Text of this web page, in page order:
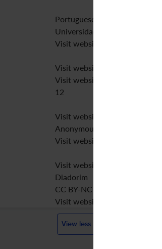
Portuguese
Universidade do Oeste Paulista
Visit website
Visit website
Visit website
12
Visit website
Anonymous peer review
Visit website
Visit website
Diadorim
CC BY-NC-ND
Visit website
View less